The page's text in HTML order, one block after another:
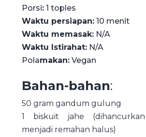
Porsi:1 toples
Waktu persiapan:10 menit
Waktu memasak:N/A
Waktu Istirahat:N/A
Polamakan:Vegan
Bahan-bahan:
50 gram gandum gulung
1 biskuit jahe (dihancurkan
menjadi remahan halus)